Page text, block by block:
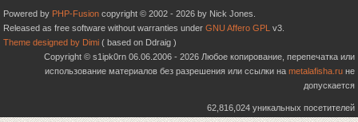
Powered by PHP-Fusion copyright © 2002 - 2026 by Nick Jones.
Released as free software without warranties under GNU Affero GPL v3.
Theme designed by Dimi ( based on Ddraig )
Copyright © s1ipk0rn 06.06.2006 - 2026 Любое копирование, перепечатка или
использование материалов без разрешения или ссылки на metalafisha.ru не
допускается
62,816,024 уникальных посетителей